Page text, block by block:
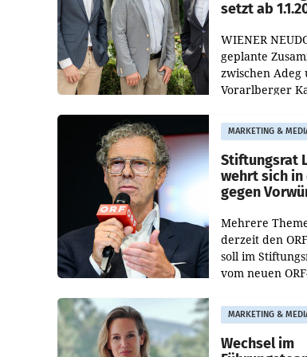
setzt ab
WIENER
geplante
zwischen Adeg
Vorarlberger
freigegeben:
und der
MARKETING &
Stiftungsrat
wehrt sich in
gegen
Mehrere
derzeit den
soll im
vom neuen
Besetzungen für
Direktionen
werden.
MARKETING &
Wechsel im